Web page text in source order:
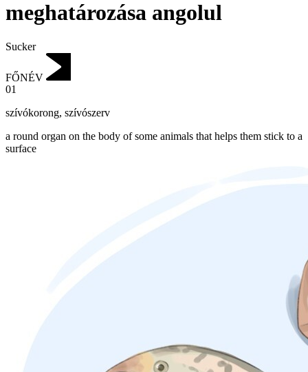
meghatározása angolul
Sucker
FŐNÉV
01
szívókorong, szívószerv
a round organ on the body of some animals that helps them stick to a
surface